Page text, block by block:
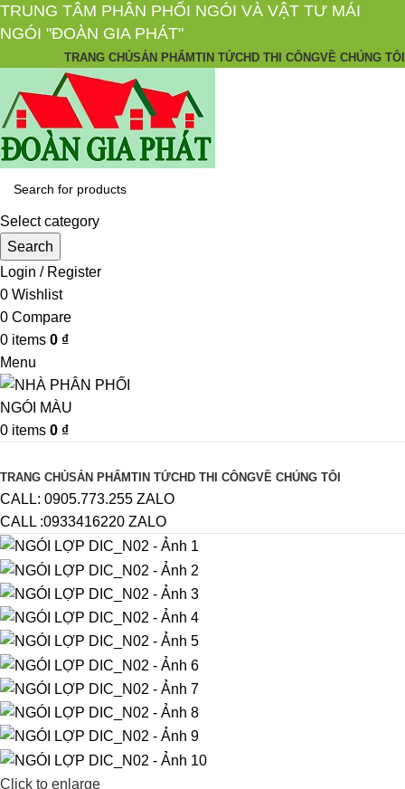
TRUNG TÂM PHÂN PHỐI NGÓI VÀ VẬT TƯ MÁI
NGÓI "ĐOÀN GIA PHÁT"
TRANG CHỦSẢN PHẨMTIN TỨCHD THI CÔNGVỀ CHÚNG TÔI
Select category
Search
Login / Register
0 Wishlist
0 Compare
0 items 0 ₫
Menu
0 items 0 ₫
TRANG CHỦSẢN PHẨMTIN TỨCHD THI CÔNGVỀ CHÚNG TÔI
CALL: 0905.773.255 ZALO
CALL :0933416220 ZALO
Click to enlarge